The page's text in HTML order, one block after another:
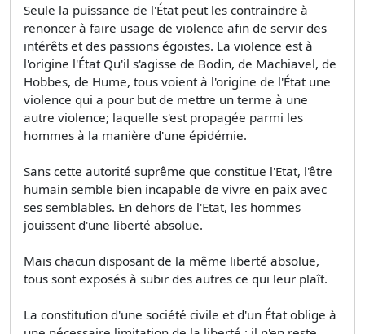
Seule la puissance de l'État peut les contraindre à
renoncer à faire usage de violence afin de servir des
intérêts et des passions égoïstes. La violence est à
l'origine l'État Qu'il s'agisse de Bodin, de Machiavel, de
Hobbes, de Hume, tous voient à l'origine de l'État une
violence qui a pour but de mettre un terme à une
autre violence; laquelle s'est propagée parmi les
hommes à la manière d'une épidémie.
Sans cette autorité suprême que constitue l'Etat, l'être
humain semble bien incapable de vivre en paix avec
ses semblables. En dehors de l'Etat, les hommes
jouissent d'une liberté absolue.
Mais chacun disposant de la même liberté absolue,
tous sont exposés à subir des autres ce qui leur plaît.
La constitution d'une société civile et d'un État oblige à